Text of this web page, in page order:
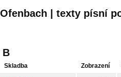
Ofenbach | texty písní
B
Skladba Zobrazení